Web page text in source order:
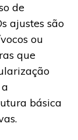
de
ajustes são
ou
que
básica